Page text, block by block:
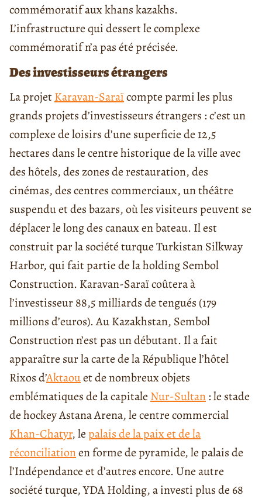
commémoratif aux khans kazakhs.
L’infrastructure qui dessert le complexe
commémoratif n’a pas été précisée.
Des investisseurs étrangers
La projetKaravan-Saraïcompte parmi les plus
grands projets d’investisseurs étrangers : c’est un
complexe de loisirs d’une superficie de 12,5
hectares dans le centre historique de la ville avec
des hôtels, des zones de restauration, des
cinémas, des centres commerciaux, un théâtre
suspendu et des bazars, où les visiteurs peuvent se
déplacer le long des canaux en bateau. Il est
construit par la société turque Turkistan Silkway
Harbor, qui fait partie de la holding Sembol
Construction. Karavan-Saraï coûtera à
l’investisseur 88,5 milliards de tengués (179
millions d’euros). Au Kazakhstan, Sembol
Construction n’est pas un débutant. Il a fait
apparaître sur la carte de la République l’hôtel
Rixos d’Aktaouet de nombreux objets
emblématiques de la capitaleNur-Sultan: le stade
de hockey Astana Arena, le centre commercial
Khan-Chatyr, lepalais de la paix et de la
réconciliationen forme de pyramide, le palais de
l’Indépendance et d’autres encore. Une autre
société turque, YDA Holding, a investi plus de 68